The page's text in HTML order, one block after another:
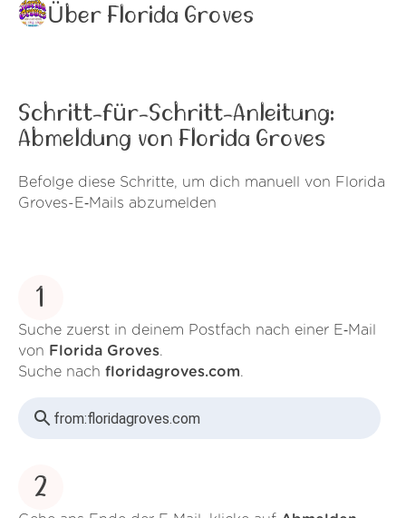
Über Florida Groves
Schritt-für-Schritt-Anleitung:
Abmeldung von Florida Groves
Befolge diese Schritte, um dich manuell von Florida
Groves-E‑Mails abzumelden
1
Suche zuerst in deinem Postfach nach einer E‑Mail
von Florida Groves.
Suche nach floridagroves.com.
from:floridagroves.com
2